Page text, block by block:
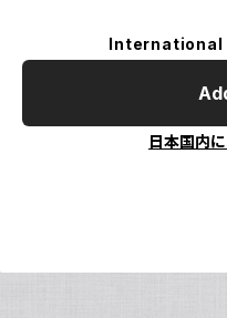
International
日本国内